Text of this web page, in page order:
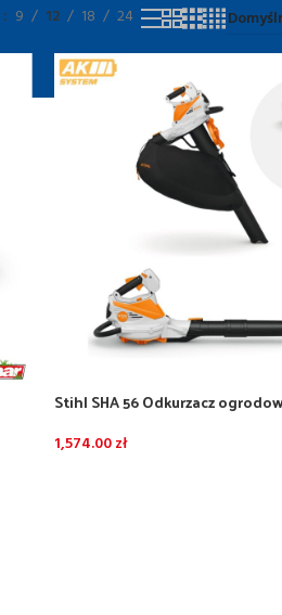
9 12 18 24
Stihl SHA 56 Odkurzacz
ładowarką AL 101
1,574.00zł